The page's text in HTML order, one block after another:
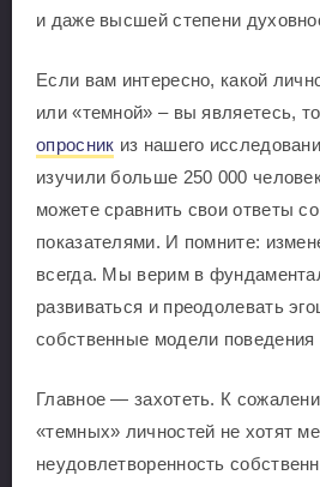
и даже высшей степени
Если вам интересно, какой
или «темной» – вы являетесь,
опросник из нашего
изучили больше 250 000
можете сравнить свои ответы
показателями. И помните:
всегда. Мы верим в
развиваться и преодолевать
собственные модели
Главное — захотеть. К
«темных» личностей не хотят
неудовлетворенность